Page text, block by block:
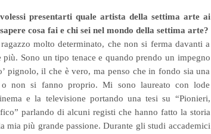
presentarti quale artista della settima arte ai
cosa fai e chi sei nel mondo della settima arte?
molto determinato, che non si ferma davanti a
Sono un tipo tenace e quando prendo un impegno
pignolo, il che è vero, ma penso che in fondo sia una
non si fanno proprio. Mi sono laureato con lode
e la televisione portando una tesi su “Pionieri,
parlando di alcuni registi che hanno fatto la storia
più grande passione. Durante gli studi accademici